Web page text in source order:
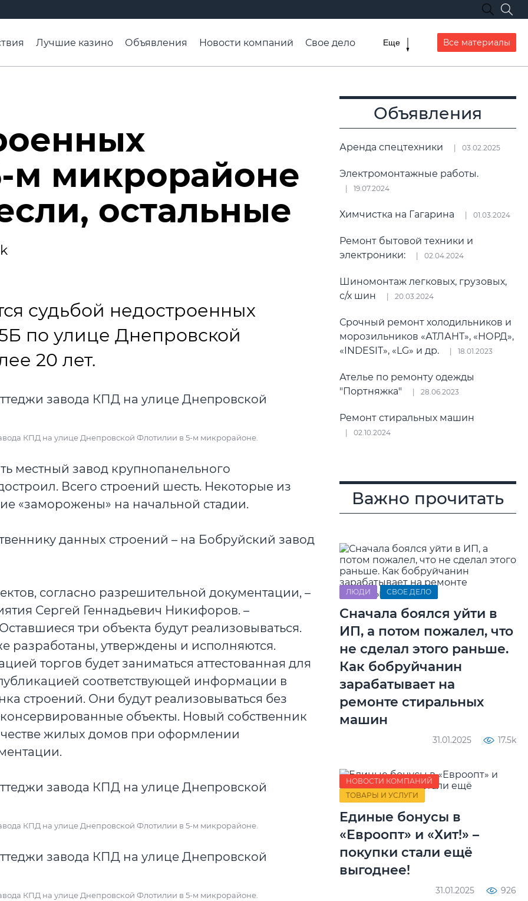
Лучшие казино Объявления Новости компаний
Свое дело
Еще Все материалы
м микрорайоне
остальные
судьбой недостроенных
по улице Днепровской
20 лет.
КПД на улице Днепровской Флотилии в 5-м микрорайоне.
местный завод крупнопанельного
Всего строений шесть. Некоторые из
«заморожены» на начальной стадии.
данных строений – на Бобруйский завод
согласно разрешительной документации, –
Сергей Геннадьевич Никифоров. –
три объекта будут реализовываться.
разработаны, утверждены и исполняются.
торгов будет заниматься аттестованная для
соответствующей информации в
строений. Они будут реализовываться без
объекты. Новый собственник
жилых домов при оформлении
КПД на улице Днепровской Флотилии в 5-м микрорайоне.
КПД на улице Днепровской Флотилии в 5-м микрорайоне.
Объявления
Аренда спецтехники 03.02.2025
Электромонтажные работы.
19.07.2024
Химчистка на Гагарина 01.03.2024
Ремонт бытовой техники и
электроники:
02.04.2024
Шиномонтаж легковых, грузовых,
с/х шин
20.03.2024
Срочный ремонт холодильников и
морозильников «АТЛАНТ», «НОРД»,
«INDESIT», «LG» и др.
18.01.2023
Ателье по ремонту одежды
"Портняжка"
28.06.2023
Ремонт стиральных машин
02.10.2024
Важно прочитать
ЛЮДИ СВОЕ ДЕЛО
Сначала боялся уйти в
ИП, а потом пожалел, что
не сделал этого раньше.
Как бобруйчанин
зарабатывает на
ремонте стиральных
машин
31.01.2025 17.5k
НОВОСТИ КОМПАНИЙ
ТОВАРЫ И УСЛУГИ
Единые бонусы в
«Евроопт» и «Хит!» –
покупки стали ещё
выгоднее!
31.01.2025 926